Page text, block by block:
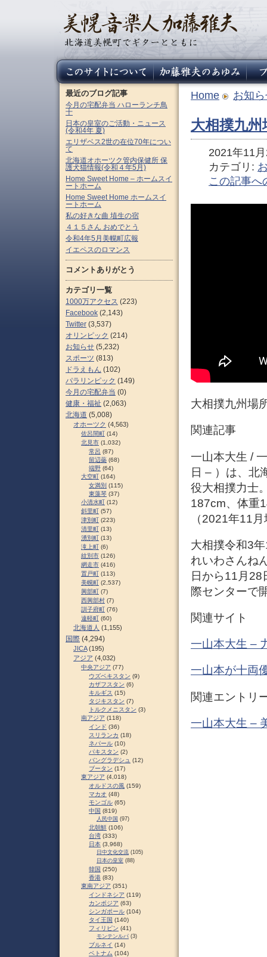
Home お知
大相撲九
2021年11
カテゴリ:
この記事へ
大相撲九州場
関連記事
一山本大生 /
日 – ）は、北
役大相撲力士
187cm、体重
（2021年11
大相撲令和3
れいわさんね
日から11月28
際センターで
関連サイト
一山本大生 –
一山本が十両
関連エントリ
一山本大生 –
最近のブログ記事
今月の宅配弁当 ハローランチ鳥
十
日本の皇室のご活動・ニュース
(令和4年 夏)
エリザベス2世の在位70年につい
て
北海道オホーツク管内保健所 保
護犬猫情報(令和４年5月)
Home Sweet Home – ホームスイ
ートホーム
Home Sweet Home ホームスイ
ートホーム
私の好きな曲 埴生の宿
４１５さん おめでとう
令和4年5月美幌町広報
イエペスのロマンス
コメントありがとう
カテゴリ一覧
1000万アクセス (223)
Facebook (2,143)
Twitter (3,537)
オリンピック (214)
お知らせ (5,232)
スポーツ (813)
ドラえもん (102)
パラリンピック (149)
今月の宅配弁当 (0)
健康・福祉 (2,063)
北海道 (5,008)
オホーツク (4,563)
佐呂間町 (14)
北見市 (1,032)
常呂 (87)
留辺蘂 (68)
端野 (64)
大空町 (164)
女満別 (115)
東藻琴 (37)
小清水町 (12)
斜里町 (57)
津別町 (223)
清里町 (13)
湧別町 (13)
滝上町 (6)
紋別市 (126)
網走市 (416)
置戸町 (113)
美幌町 (2,537)
興部町 (7)
西興部村 (7)
訓子府町 (76)
遠軽町 (60)
北海道人 (1,155)
国際 (4,294)
JICA(195)
アジア (4,032)
中央アジア (77)
ウズベキスタン (9)
カザフスタン (6)
キルギス (15)
タジキスタン (7)
トルクメニスタン (3)
南アジア (118)
インド (36)
スリランカ (18)
ネパール (10)
パキスタン (2)
バングラデシュ (12)
ブータン (17)
東アジア (4,018)
オルドスの風 (159)
マカオ (48)
モンゴル (65)
中国 (819)
人民中国 (97)
北朝鮮 (106)
台湾 (333)
日本 (3,968)
日中文化交流 (105)
日本の皇室 (88)
韓国 (250)
香港 (83)
東南アジア (351)
インドネシア (119)
カンボジア (63)
シンガポール (104)
タイ王国 (140)
フィリピン (41)
モンテンルパ (3)
ブルネイ (14)
ベトナム (104)